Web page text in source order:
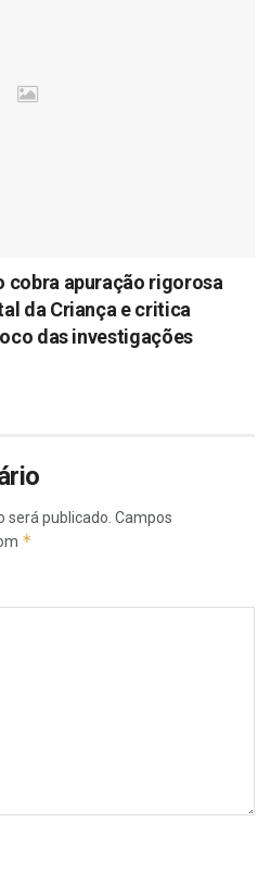
cobra apuração rigorosa
da Criança e critica
das investigações
será publicado. Campos
*